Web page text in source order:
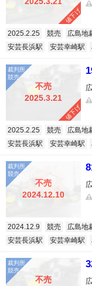
値下げ
2025.2.25 競売 広島地
安芸長浜駅
安芸幸崎駅
不売
2025.3.21
値下げ
2025.2.25 競売 広島地
安芸長浜駅
安芸幸崎駅
不売
2024.12.10
2024.12.9 競売 広島地
安芸長浜駅
安芸幸崎駅
不売